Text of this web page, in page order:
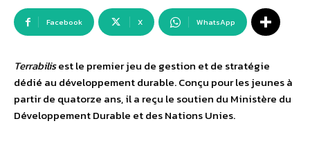
Facebook X WhatsApp
Terrabilisest le premier jeu de gestion et de stratégie
dédié au développement durable. Conçu pour les jeunes à
partir de quatorze ans, il a reçu le soutien du Ministère du
Développement Durable et des Nations Unies.